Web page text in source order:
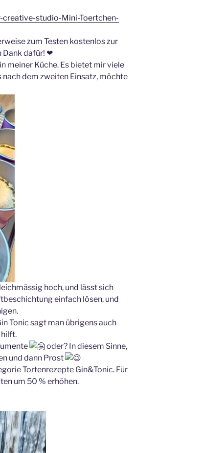
studio-Mini-Toertchen-
zum Testen kostenlos zur
Dank dafür! ❤
meiner Küche. Es bietet mir viele
dem zweiten Einsatz, möchte
hoch, und lässt sich
einfach lösen, und
Tonic sagt man übrigens auch
hilft.
oder? In diesem Sinne,
und dann Prost
Tortenrezepte Gin&Tonic. Für
um 50 % erhöhen.